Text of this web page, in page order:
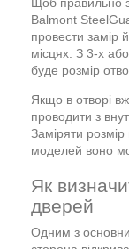
Balmont
провести замір
місцях. З 3-х
буде розмір
Якщо в отворі
проводити з
Заміряти
моделей воно
Як
дверей
Одним з